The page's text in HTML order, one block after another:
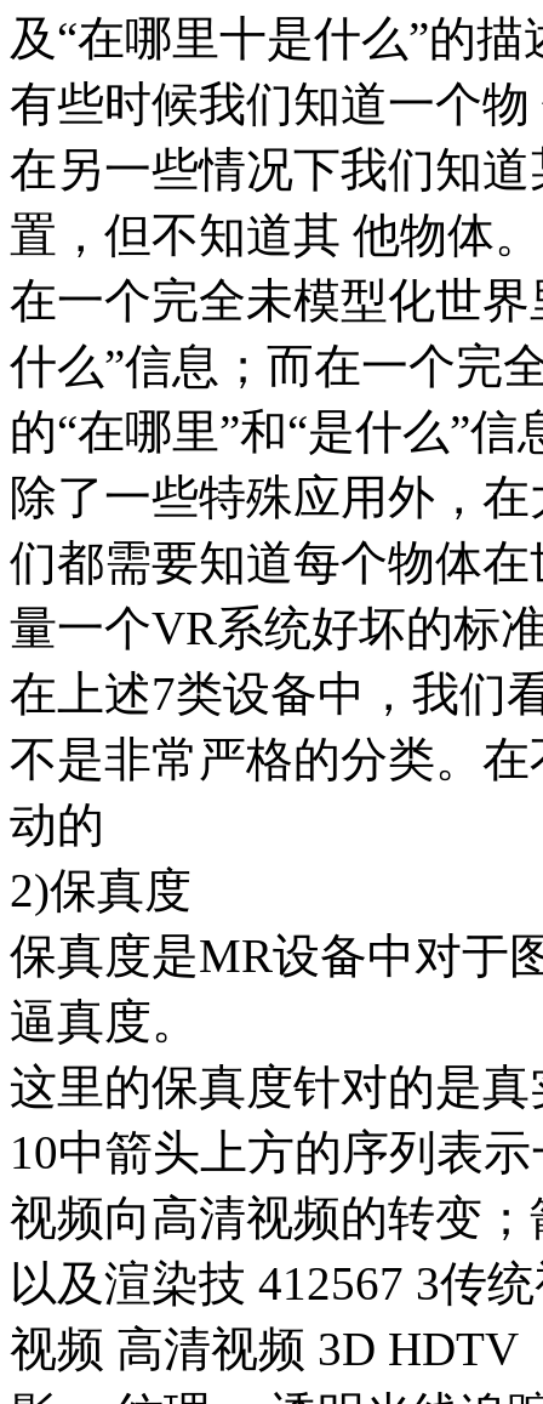
及“在哪里十是什么”的描
有些时候我们知道一个
在另一些情况下我们知
置，但不知道其 他物体。
在一个完全未模型化世
什么”信息；而在一个完
的“在哪里”和“是什么”信
除了一些特殊应用外，
们都需要知道每个物体
量一个VR系统好坏的标
在上述7类设备中，我们
不是非常严格的分类。
动的
2)保真度
保真度是MR设备中对于
逼真度。
这里的保真度针对的是
10中箭头上方的序列表
视频向高清视频的转变
以及渲染技 412567 3传
视频 高清视频 3D HDTV